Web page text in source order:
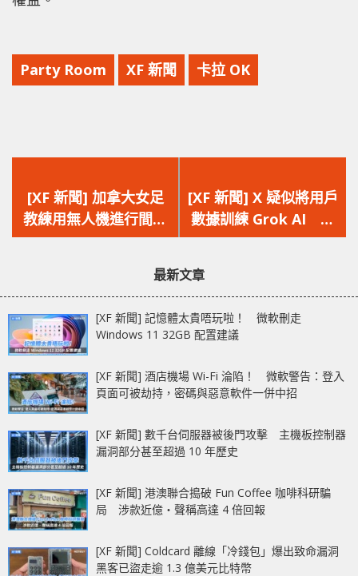
Party Room XF 新聞 卡拉 OK
一
篇
文
[XF 新聞] 加拿大女足
教練用無人機進行間諜
活動 否認指控但已主
一
篇
文
[XF 新聞] X 疑似將用戶
數據訓練 Grok AI 歐
洲私隱監管機構表示驚
最新文章
[XF 新聞] 記憶體太貴唔玩啦！ 微軟刪走
Windows 11 32GB 配置建議
[XF 新聞] 酒店機場 Wi-Fi 淪陷！ 微軟警告：登入
頁面可被劫持，密碼與惡意軟件一併中招
[XF 新聞] 數千台伺服器被後門攻擊 主機板控制器
漏洞部分甚至超過 10 年歷史
[XF 新聞] 港澳聯合搗破 Fun Coffee 咖啡科研騙
局 涉款近億‧聲稱高達 4 倍回報
[XF 新聞] Coldcard 離線「冷錢包」爆出致命漏洞
黑客已盜走逾 1.3 億美元比特幣